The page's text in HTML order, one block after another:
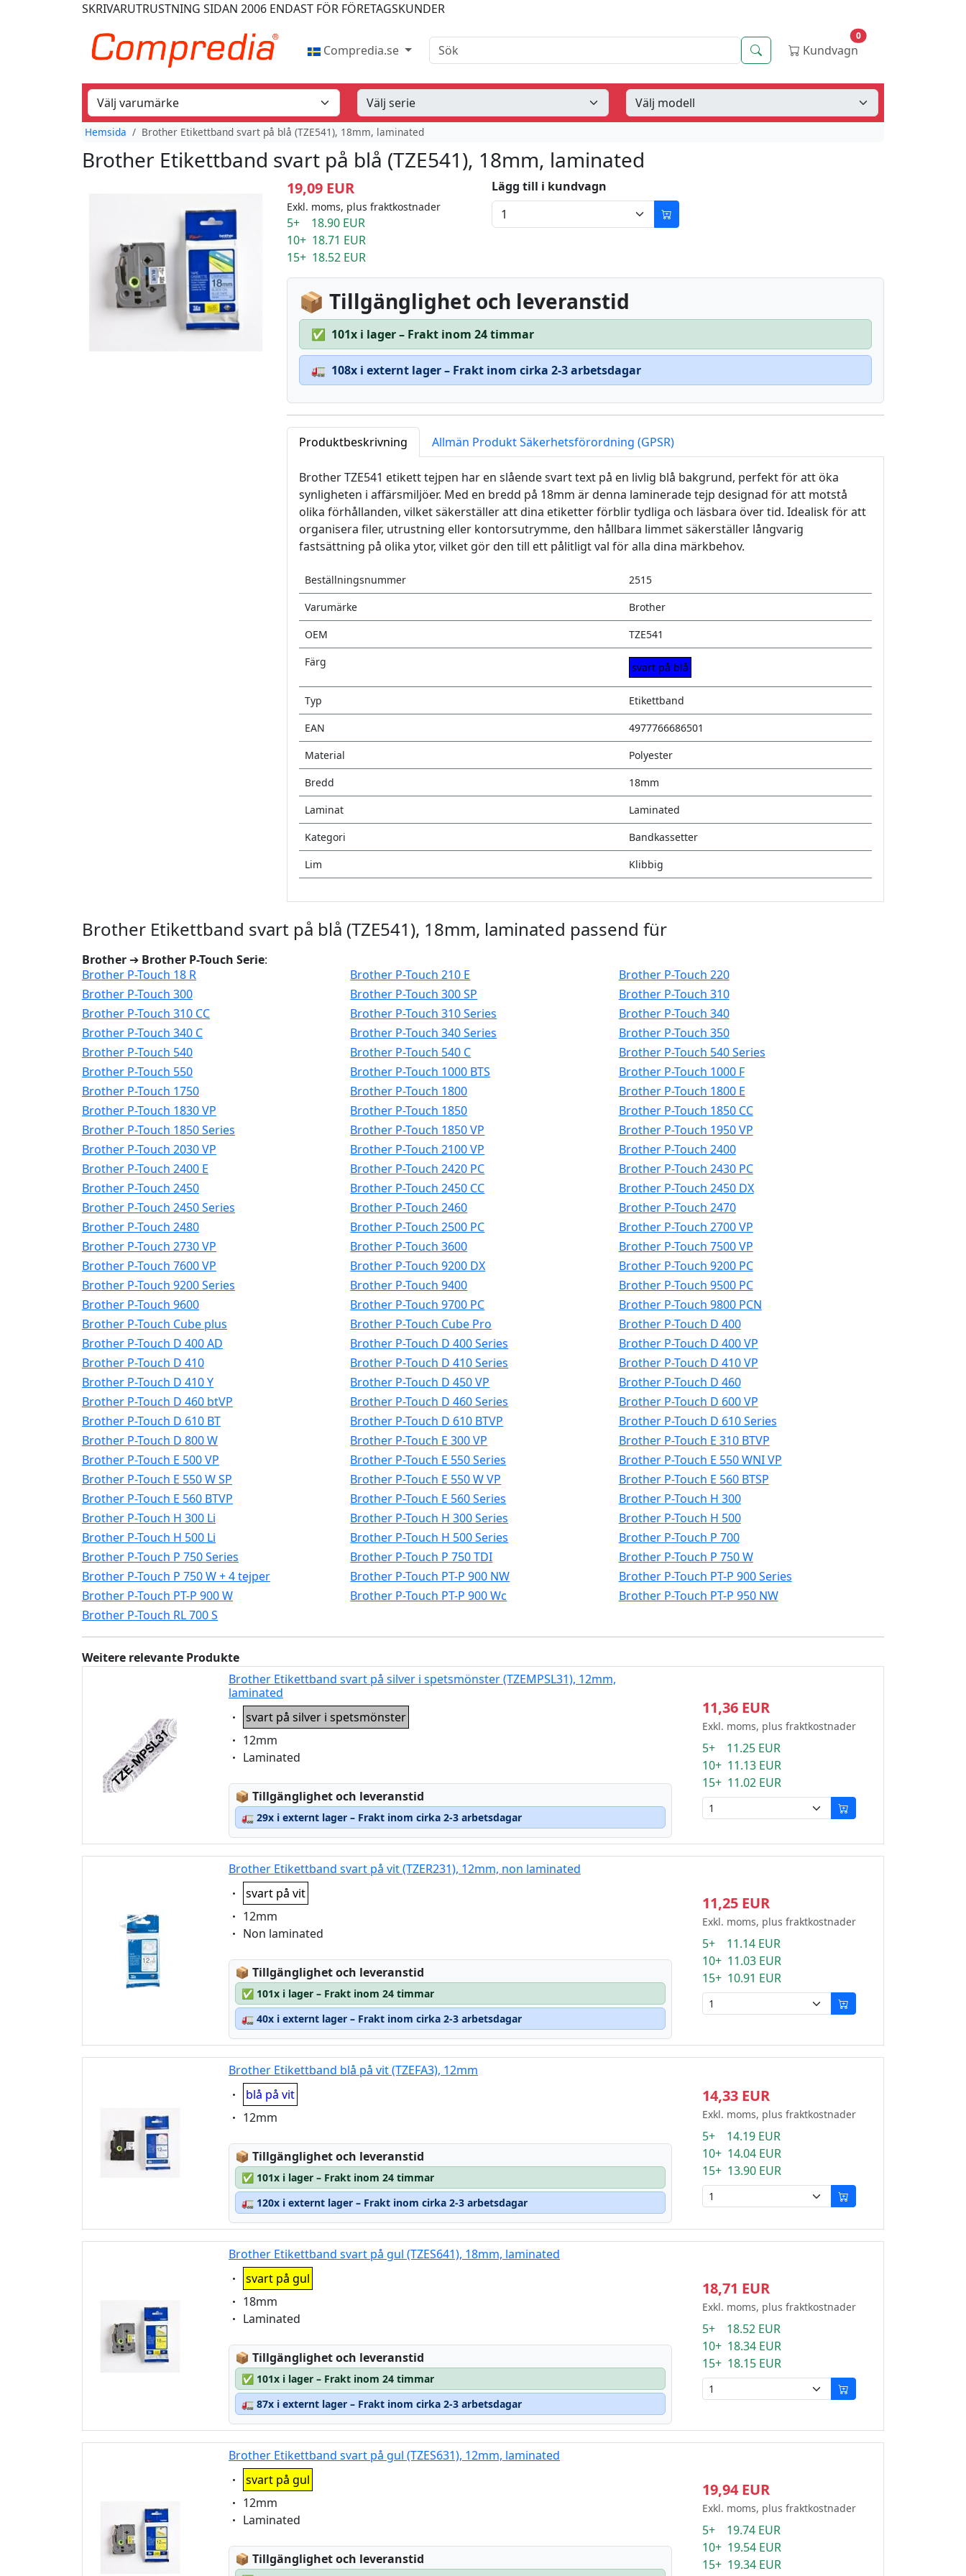
SKRIVARUTRUSTNING SIDAN 2006 ENDAST FÖR FÖRETAGSKUNDER
Compredia.se Sök Kundvagn
0
Hemsida Brother Etikettband svart på blå (TZE541), 18mm, laminated
Brother Etikettband svart på blå (TZE541), 18mm, laminated
19,09 EUR
Exkl. moms, plus fraktkostnader
5+ 18.90 EUR
10+ 18.71 EUR
15+ 18.52 EUR
Lägg till i kundvagn
📦 Tillgänglighet och leveranstid
✅ 101x i lager – Frakt inom 24 timmar
🚛 108x i externt lager – Frakt inom cirka 2-3 arbetsdagar
Produktbeskrivning Allmän Produkt Säkerhetsförordning (GPSR)
Brother TZE541 etikett tejpen har en slående svart text på en livlig blå bakgrund, perfekt för att öka
synligheten i affärsmiljöer. Med en bredd på 18mm är denna laminerade tejp designad för att motstå
olika förhållanden, vilket säkerställer att dina etiketter förblir tydliga och läsbara över tid. Idealisk för att
organisera filer, utrustning eller kontorsutrymme, den hållbara limmet säkerställer långvarig
fastsättning på olika ytor, vilket gör den till ett pålitligt val för alla dina märkbehov.
Beställningsnummer
2515
Varumärke
Brother
OEM
TZE541
Färg
svart på blå
Typ
Etikettband
EAN
4977766686501
Material
Polyester
Bredd
18mm
Laminat
Laminated
Kategori
Bandkassetter
Lim
Klibbig
Brother Etikettband svart på blå (TZE541), 18mm, laminated passend für
Brother ➔ Brother P-Touch Serie:
Brother P-Touch 18 R
Brother P-Touch 210 E
Brother P-Touch 220
Brother P-Touch 300
Brother P-Touch 300 SP
Brother P-Touch 310
Brother P-Touch 310 CC
Brother P-Touch 310 Series
Brother P-Touch 340
Brother P-Touch 340 C
Brother P-Touch 340 Series
Brother P-Touch 350
Brother P-Touch 540
Brother P-Touch 540 C
Brother P-Touch 540 Series
Brother P-Touch 550
Brother P-Touch 1000 BTS
Brother P-Touch 1000 F
Brother P-Touch 1750
Brother P-Touch 1800
Brother P-Touch 1800 E
Brother P-Touch 1830 VP
Brother P-Touch 1850
Brother P-Touch 1850 CC
Brother P-Touch 1850 Series
Brother P-Touch 1850 VP
Brother P-Touch 1950 VP
Brother P-Touch 2030 VP
Brother P-Touch 2100 VP
Brother P-Touch 2400
Brother P-Touch 2400 E
Brother P-Touch 2420 PC
Brother P-Touch 2430 PC
Brother P-Touch 2450
Brother P-Touch 2450 CC
Brother P-Touch 2450 DX
Brother P-Touch 2450 Series
Brother P-Touch 2460
Brother P-Touch 2470
Brother P-Touch 2480
Brother P-Touch 2500 PC
Brother P-Touch 2700 VP
Brother P-Touch 2730 VP
Brother P-Touch 3600
Brother P-Touch 7500 VP
Brother P-Touch 7600 VP
Brother P-Touch 9200 DX
Brother P-Touch 9200 PC
Brother P-Touch 9200 Series
Brother P-Touch 9400
Brother P-Touch 9500 PC
Brother P-Touch 9600
Brother P-Touch 9700 PC
Brother P-Touch 9800 PCN
Brother P-Touch Cube plus
Brother P-Touch Cube Pro
Brother P-Touch D 400
Brother P-Touch D 400 AD
Brother P-Touch D 400 Series
Brother P-Touch D 400 VP
Brother P-Touch D 410
Brother P-Touch D 410 Series
Brother P-Touch D 410 VP
Brother P-Touch D 410 Y
Brother P-Touch D 450 VP
Brother P-Touch D 460
Brother P-Touch D 460 btVP
Brother P-Touch D 460 Series
Brother P-Touch D 600 VP
Brother P-Touch D 610 BT
Brother P-Touch D 610 BTVP
Brother P-Touch D 610 Series
Brother P-Touch D 800 W
Brother P-Touch E 300 VP
Brother P-Touch E 310 BTVP
Brother P-Touch E 500 VP
Brother P-Touch E 550 Series
Brother P-Touch E 550 WNI VP
Brother P-Touch E 550 W SP
Brother P-Touch E 550 W VP
Brother P-Touch E 560 BTSP
Brother P-Touch E 560 BTVP
Brother P-Touch E 560 Series
Brother P-Touch H 300
Brother P-Touch H 300 Li
Brother P-Touch H 300 Series
Brother P-Touch H 500
Brother P-Touch H 500 Li
Brother P-Touch H 500 Series
Brother P-Touch P 700
Brother P-Touch P 750 Series
Brother P-Touch P 750 TDI
Brother P-Touch P 750 W
Brother P-Touch P 750 W + 4 tejper
Brother P-Touch PT-P 900 NW
Brother P-Touch PT-P 900 Series
Brother P-Touch PT-P 900 W
Brother P-Touch PT-P 900 Wc
Brother P-Touch PT-P 950 NW
Brother P-Touch RL 700 S
Weitere relevante Produkte
Brother Etikettband svart på silver i spetsmönster (TZEMPSL31), 12mm,
laminated
Eigenschaft:
svart på silver i spetsmönster
Eigenschaft:
12mm
Eigenschaft:
Laminated
📦 Lagerstatus:
Tillgänglighet och leveranstid
🚛 29x i externt lager – Frakt inom cirka 2-3 arbetsdagar
11,36 EUR
Exkl. moms, plus fraktkostnader
5+ 11.25 EUR
10+ 11.13 EUR
15+ 11.02 EUR
Brother Etikettband svart på vit (TZER231), 12mm, non laminated
Eigenschaft:
svart på vit
Eigenschaft:
12mm
Eigenschaft:
Non laminated
📦 Lagerstatus:
Tillgänglighet och leveranstid
✅ 101x i lager – Frakt inom 24 timmar
🚛 40x i externt lager – Frakt inom cirka 2-3 arbetsdagar
11,25 EUR
Exkl. moms, plus fraktkostnader
5+ 11.14 EUR
10+ 11.03 EUR
15+ 10.91 EUR
Brother Etikettband blå på vit (TZEFA3), 12mm
Eigenschaft:
blå på vit
Eigenschaft:
12mm
📦 Lagerstatus:
Tillgänglighet och leveranstid
✅ 101x i lager – Frakt inom 24 timmar
🚛 120x i externt lager – Frakt inom cirka 2-3 arbetsdagar
14,33 EUR
Exkl. moms, plus fraktkostnader
5+ 14.19 EUR
10+ 14.04 EUR
15+ 13.90 EUR
Brother Etikettband svart på gul (TZES641), 18mm, laminated
Eigenschaft:
svart på gul
Eigenschaft:
18mm
Eigenschaft:
Laminated
📦 Lagerstatus:
Tillgänglighet och leveranstid
✅ 101x i lager – Frakt inom 24 timmar
🚛 87x i externt lager – Frakt inom cirka 2-3 arbetsdagar
18,71 EUR
Exkl. moms, plus fraktkostnader
5+ 18.52 EUR
10+ 18.34 EUR
15+ 18.15 EUR
Brother Etikettband svart på gul (TZES631), 12mm, laminated
Eigenschaft:
svart på gul
Eigenschaft:
12mm
Eigenschaft:
Laminated
📦 Lagerstatus:
Tillgänglighet och leveranstid
19,94 EUR
Exkl. moms, plus fraktkostnader
5+ 19.74 EUR
10+ 19.54 EUR
15+ 19.34 EUR